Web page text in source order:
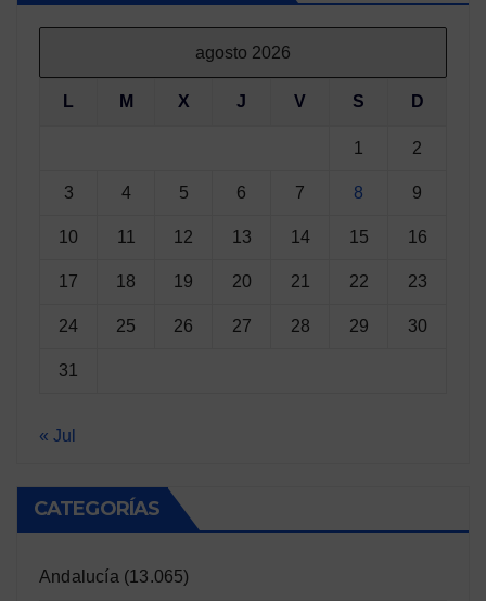
agosto 2026
L M X J V S D
1 2
3 4 5 6 7 8 9
10 11 12 13 14 15 16
17 18 19 20 21 22 23
24 25 26 27 28 29 30
31
« Jul
CATEGORÍAS
Andalucía (13.065)